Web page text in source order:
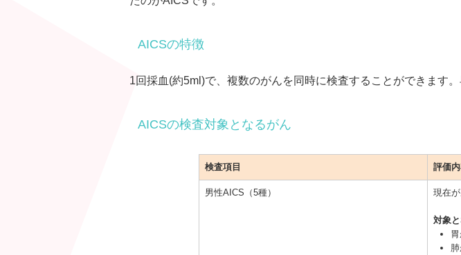
AICSの特徴
1回採血(約5ml)で、複数のがんを同時に検査することができます
AICSの検査対象となるがん
検査項目 評価
男性AICS（5種） 現在
対象